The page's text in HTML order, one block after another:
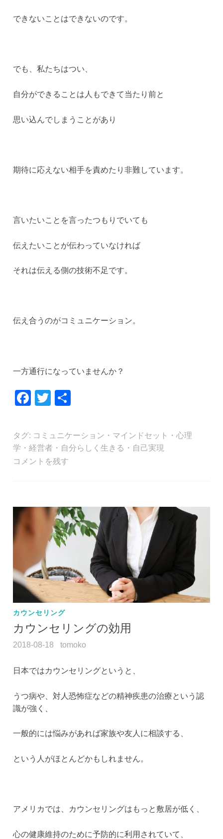
できないことはできないのです。
でも、私たちはつい、
自分ができることは人もできて当たり前と
思い込んでしまうことがあり
期待に応えない相手を責めたり非難しています。
言いたいことを言ったつもりでいても
伝えたいことが伝わっていなければ
それは伝える側の技術不足です。
伝え合うのがコミュニケーション。
一方通行になっていませんか？
F
c
e
b
k
T
tt
er
タグ: コミュニケーション ・ マインドセット ・心理
学 ・経営者 ・ 自分らしく生きる ・ 自己実現
コメントを残す
カウンセリング
カウンセリングの効用
2018-08-18 tomoko
日本ではカウンセリングというと、
うつ病や、対人恐怖症などの精神疾患の治療という認
識が強く、
一般的には悩みがあれば家族や友人に相談する、
という人がほとんどかもしれません。
アメリカでは、カウンセリングはもっと敷居が低く、
心の健康維持のために予防的に利用されていて、